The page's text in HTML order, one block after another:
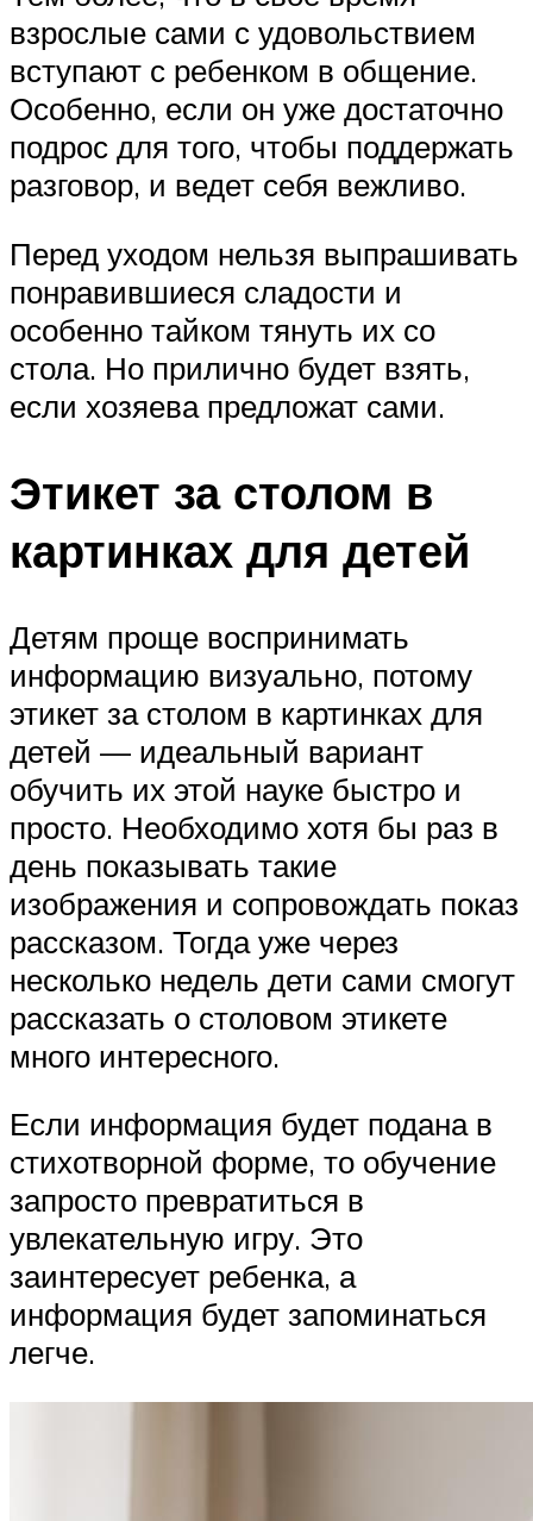
взрослые сами с удовольствием
вступают с ребенком в общение.
Особенно, если он уже достаточно
подрос для того, чтобы поддержать
разговор, и ведет себя вежливо.
Перед уходом нельзя выпрашивать
понравившиеся сладости и
особенно тайком тянуть их со
стола. Но прилично будет взять,
если хозяева предложат сами.
Этикет за столом в
картинках для детей
Детям проще воспринимать
информацию визуально, потому
этикет за столом в картинках для
детей — идеальный вариант
обучить их этой науке быстро и
просто. Необходимо хотя бы раз в
день показывать такие
изображения и сопровождать показ
рассказом. Тогда уже через
несколько недель дети сами смогут
рассказать о столовом этикете
много интересного.
Если информация будет подана в
стихотворной форме, то обучение
запросто превратиться в
увлекательную игру. Это
заинтересует ребенка, а
информация будет запоминаться
легче.